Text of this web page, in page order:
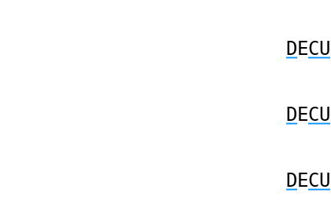
DECU
DECU
DECU